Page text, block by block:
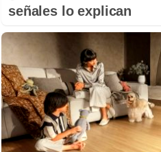
señales lo explican